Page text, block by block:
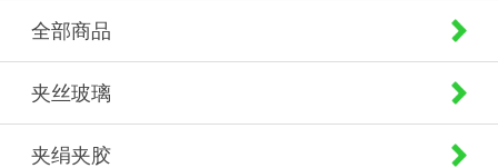
全部商品
夹丝玻璃
夹绢夹胶